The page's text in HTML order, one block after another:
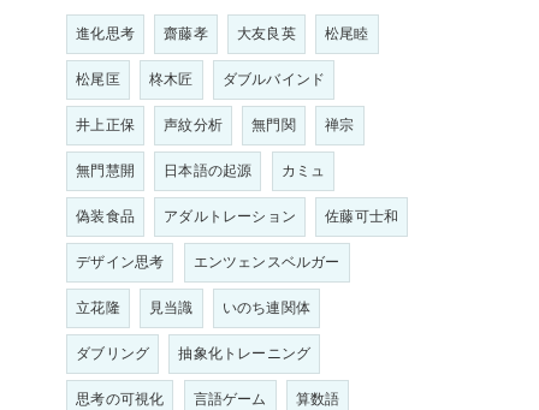
進化思考 齋藤孝 大友良英
松尾睦
松尾匡
柊木匠
ダブルバインド
井上正保
声紋分析 無門関
禅宗
無門慧開
日本語の起源
カミュ
偽装食品
アダルトレーション
佐藤可士和
デザイン思考
エンツェンスベルガー
立花隆
見当識
いのち連関体
ダブリング
抽象化トレーニング
思考の可視化
言語ゲーム
算数語